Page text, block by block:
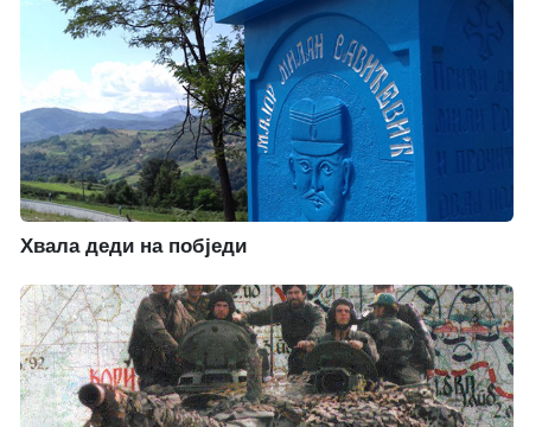
Хвала деди на побједи